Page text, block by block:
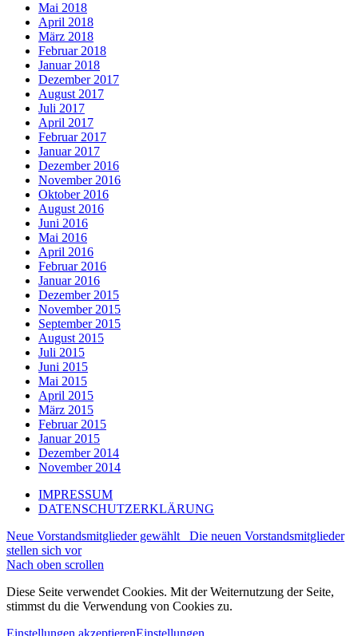
Mai 2018
April 2018
März 2018
Februar 2018
Januar 2018
Dezember 2017
August 2017
Juli 2017
April 2017
Februar 2017
Januar 2017
Dezember 2016
November 2016
Oktober 2016
August 2016
Juni 2016
Mai 2016
April 2016
Februar 2016
Januar 2016
Dezember 2015
November 2015
September 2015
August 2015
Juli 2015
Juni 2015
Mai 2015
April 2015
März 2015
Februar 2015
Januar 2015
Dezember 2014
November 2014
IMPRESSUM
DATENSCHUTZERKLÄRUNG
Neue Vorstandsmitglieder gewählt
Die neuen Vorstandsmitglieder
stellen sich vor
Nach oben scrollen
Diese Seite verwendet Cookies. Mit der Weiternutzung der Seite,
stimmst du die Verwendung von Cookies zu.
Einstellungen akzeptierenEinstellungen